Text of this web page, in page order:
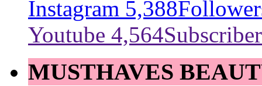
Instagram 5,388
Youtube 4,564Subscriber
MUSTHAVES